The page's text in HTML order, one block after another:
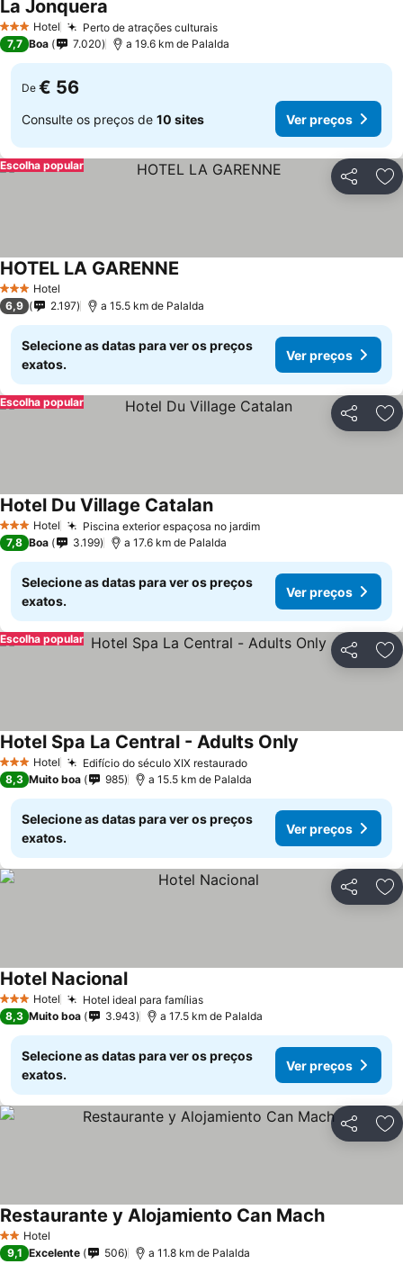
3 EstrelasHotel Perto de atrações culturais
La Jonquera
7,7 Boa 7.020 a 19.6 km de Palalda
De € 56
Consulte os preços de 10 sites Ver preços
Partilhar
Escolha popular
3 EstrelasHotel
HOTEL LA GARENNE
6,9 2.197 a 15.5 km de Palalda
Selecione as datas para ver os preços
exatos.
Ver preços
Partilhar
Escolha popular
3 EstrelasHotel Piscina exterior espaçosa no jardim
Hotel Du Village Catalan
7,8 Boa 3.199 a 17.6 km de Palalda
Selecione as datas para ver os preços
exatos.
Ver preços
Partilhar
Escolha popular
3 EstrelasHotel Edifício do século XIX restaurado
Hotel Spa La Central - Adults Only
8,3 Muito boa 985 a 15.5 km de Palalda
Selecione as datas para ver os preços
exatos.
Ver preços
Partilhar
3 EstrelasHotel Hotel ideal para famílias
Hotel Nacional
8,3 Muito boa 3.943 a 17.5 km de Palalda
Selecione as datas para ver os preços
exatos.
Ver preços
Partilhar
2 Estrelas
Hotel
Restaurante y Alojamiento Can Mach
9,1 Excelente 506 a 11.8 km de Palalda